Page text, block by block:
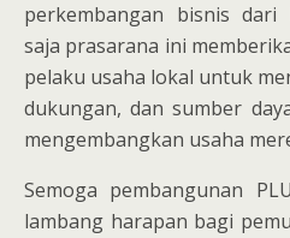
perkembangan bisnis
saja prasarana ini
pelaku usaha lokal untuk
dukungan, dan sumber
mengembangkan usaha
Semoga pembangunan
lambang harapan bagi